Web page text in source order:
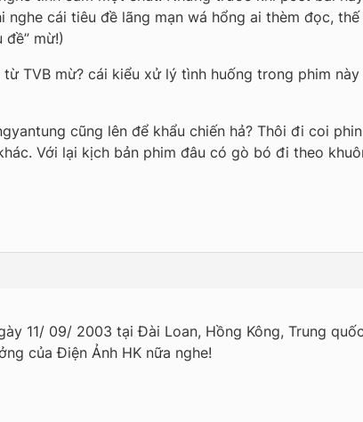
nghe cái tiêu đề lãng mạn wá hổng ai thèm đọc,
mừ!)
TVB mừ? cái kiểu xử lý tình huống trong phim
cũng lên để khẩu chiến hả? Thôi đi coi
Với lại kịch bản phim đâu có gò bó đi theo
11/ 09/ 2003 tại Đài Loan, Hồng Kông, Trung
của Điện Ảnh HK nữa nghe!